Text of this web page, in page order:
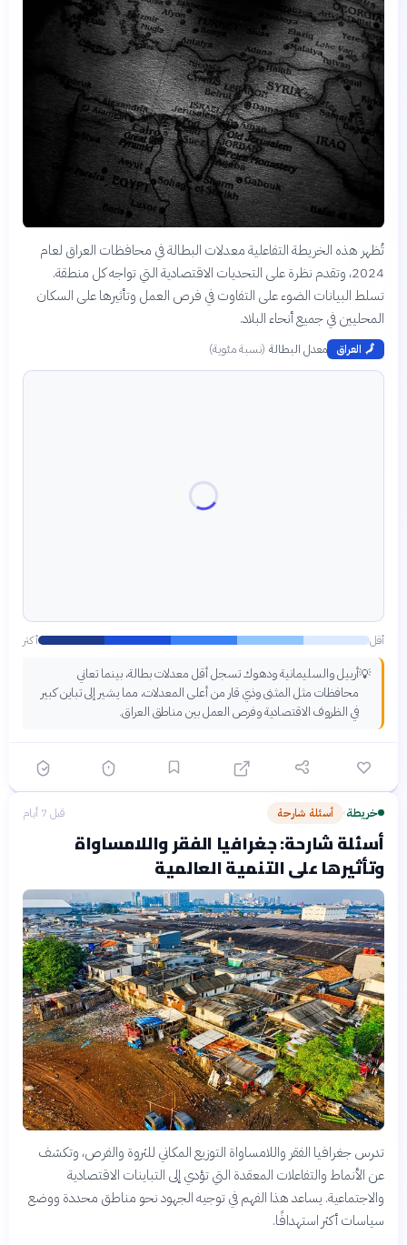
تُظهر هذه الخريطة التفاعلية معدلات البطالة في محافظات العراق لعام
2024، وتقدم نظرة على التحديات الاقتصادية التي تواجه كل منطقة.
تسلط البيانات الضوء على التفاوت في فرص العمل وتأثيرها على السكان
المحليين في جميع أنحاء البلاد.
🗾 العراق معدل البطالة (نسبة مئوية)
أقل أكثر
💡أربيل والسليمانية ودهوك تسجل أقل معدلات بطالة، بينما تعاني
محافظات مثل المثنى وذي قار من أعلى المعدلات، مما يشير إلى تباين كبير
في الظروف الاقتصادية وفرص العمل بين مناطق العراق.
خريطة› أسئلة شارحة قبل 7 أيام
أسئلة شارحة: جغرافيا الفقر واللامساواة
وتأثيرها على التنمية العالمية
تدرس جغرافيا الفقر واللامساواة التوزيع المكاني للثروة والفرص، وتكشف
عن الأنماط والتفاعلات المعقدة التي تؤدي إلى التباينات الاقتصادية
والاجتماعية. يساعد هذا الفهم في توجيه الجهود نحو مناطق محددة ووضع
سياسات أكثر استهدافًا.